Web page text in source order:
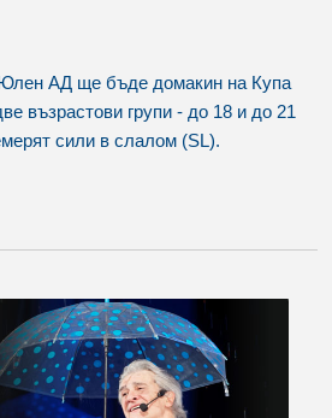
АД ще бъде домакин на Купа
възрастови групи - до 18 и до 21
сили в слалом (SL).